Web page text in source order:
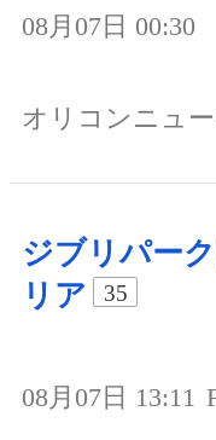
08月07日 00:30
オリコンニュ
ジブリパー
リア
35
08月07日 13:11